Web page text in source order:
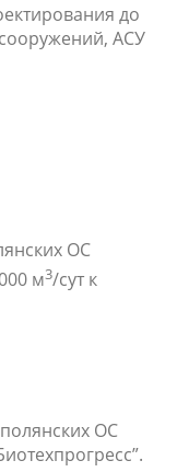
до
АСУ
ОС
м3/сут к
ОС